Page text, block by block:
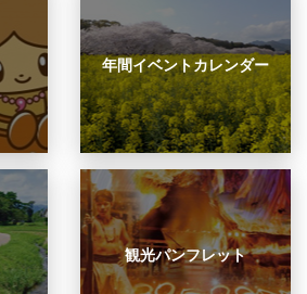
年間イベントカレンダー
観光パンフレット